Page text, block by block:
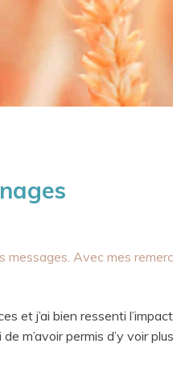
messages. Avec mes
et j’ai bien ressenti
m’avoir permis d’y voir